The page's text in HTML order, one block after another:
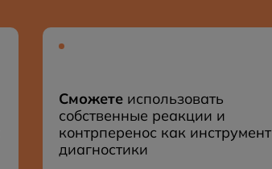
Сможете использовать
собственные реакции и
контрперенос как инструмент
диагностики